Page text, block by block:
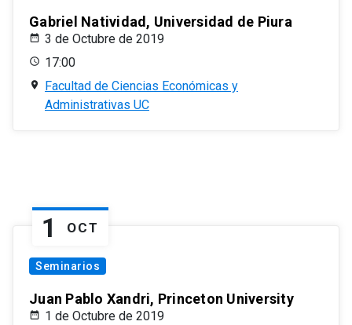
Gabriel Natividad, Universidad de Piura
3 de Octubre de 2019
17:00
Facultad de Ciencias Económicas y
Administrativas UC
1 OCT
Seminarios
Juan Pablo Xandri, Princeton University
1 de Octubre de 2019